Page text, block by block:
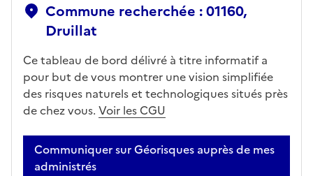
Commune recherchée : 01160,
Druillat
Ce tableau de bord délivré à titre informatif a
pour but de vous montrer une vision simplifiée
des risques naturels et technologiques situés près
de chez vous. Voir les CGU
Communiquer sur Géorisques auprès de mes
administrés